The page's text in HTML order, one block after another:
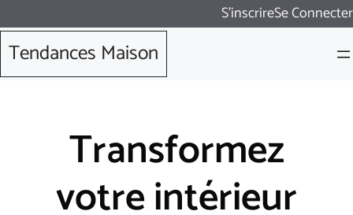
au
contenu
S'inscrireSe Connecter
Tendances Maison
Transformez
votre intérieur